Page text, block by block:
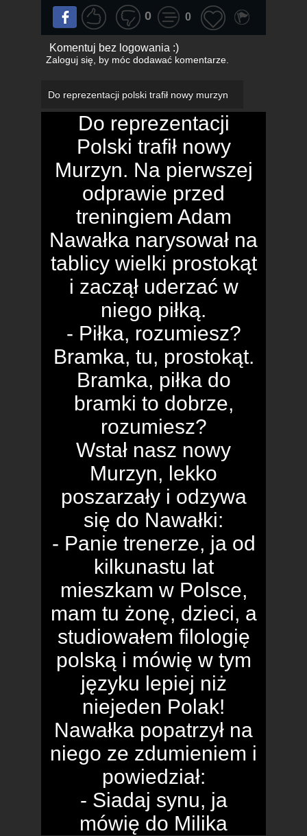
0 0
Komentuj bez logowania :)
Zaloguj się, by móc dodawać komentarze.
Do reprezentacji polski trafił nowy murzyn
Do reprezentacji
Polski trafił nowy
Murzyn. Na pierwszej
odprawie przed
treningiem Adam
Nawałka narysował na
tablicy wielki prostokąt
i zaczął uderzać w
niego piłką.
- Piłka, rozumiesz?
Bramka, tu, prostokąt.
Bramka, piłka do
bramki to dobrze,
rozumiesz?
Wstał nasz nowy
Murzyn, lekko
poszarzały i odzywa
się do Nawałki:
- Panie trenerze, ja od
kilkunastu lat
mieszkam w Polsce,
mam tu żonę, dzieci, a
studiowałem filologię
polską i mówię w tym
języku lepiej niż
niejeden Polak!
Nawałka popatrzył na
niego ze zdumieniem i
powiedział:
- Siadaj synu, ja
mówię do Milika